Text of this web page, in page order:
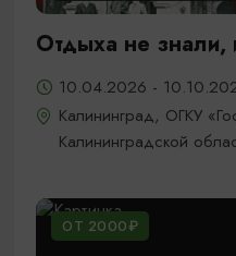
Отдыха не знали,
10.04.2026 -
Калининград, ОГКУ
Калининградской
ОТ 2000₽